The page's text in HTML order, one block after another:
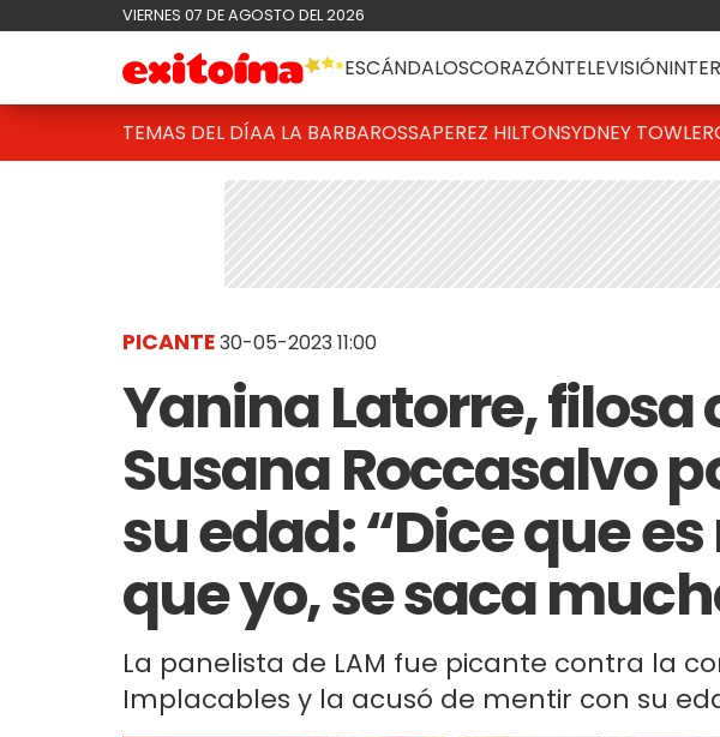
VIERNES 07 DE AGOSTO DEL 2026
ESCÁNDALOSCORAZÓNTELEVISIÓN
TEMAS DEL DÍAA LA BARBAROSSAPEREZ HILTONSYDNEY TOWLE
PICANTE30-05-2023 11:00
Yanina Latorre, filosa
Susana Roccasalvo
su edad: “Dice que
que yo, se saca
La panelista de LAM fue picante contra la
Implacables y la acusó de mentir con su